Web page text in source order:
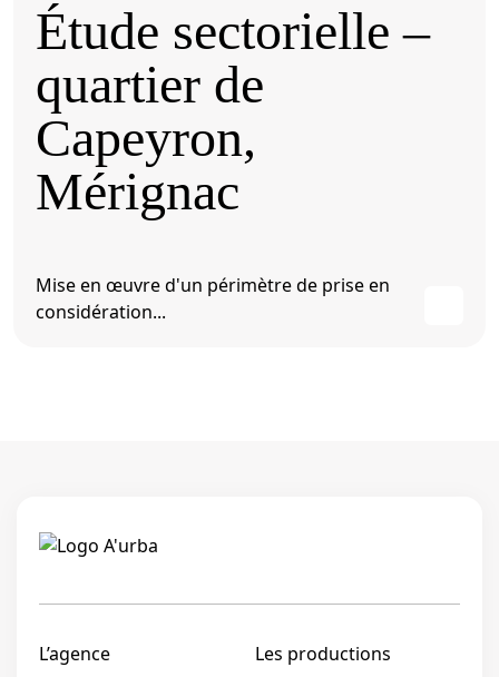
Étude sectorielle –
quartier de
Capeyron,
Mérignac
Mise en œuvre d'un périmètre de prise en
considération...
L’agence
Les productions